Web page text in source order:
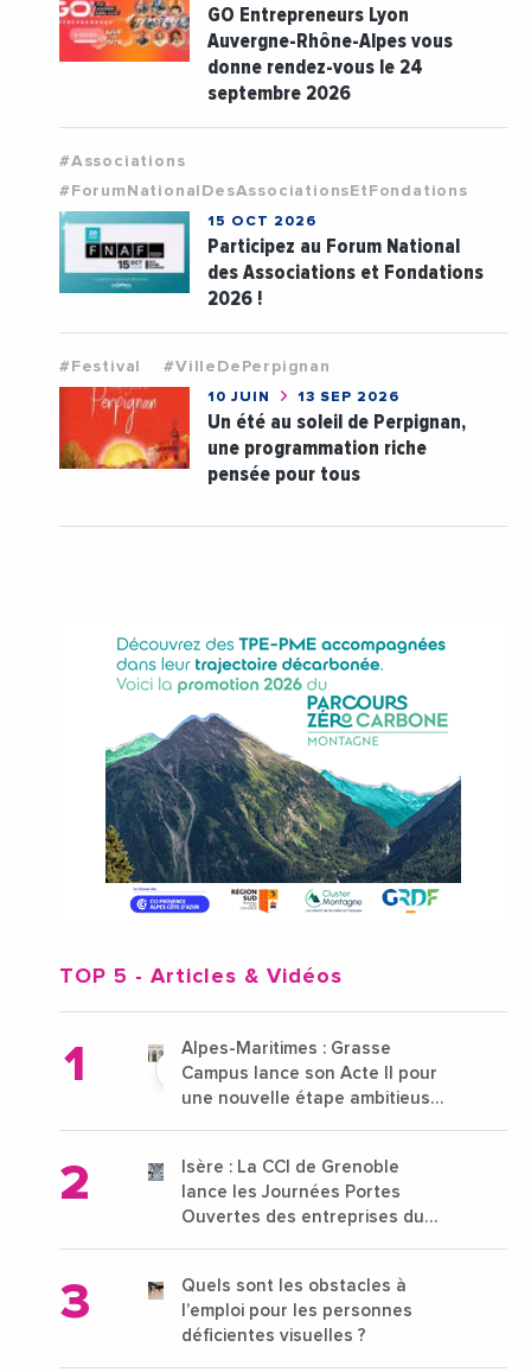
GO Entrepreneurs Lyon
Auvergne-Rhône-Alpes vous
donne rendez-vous le 24
septembre 2026
#Associations
#ForumNationalDesAssociationsEtFondations
15 OCT 2026
Participez au Forum National
des Associations et Fondations
2026 !
#Festival #VilleDePerpignan
10 JUIN 13 SEP 2026
Un été au soleil de Perpignan,
une programmation riche
pensée pour tous
TOP 5 - Articles & Vidéos
Alpes-Maritimes : Grasse
Campus lance son Acte II pour
une nouvelle étape ambitieuse
Isère : La CCI de Grenoble
lance les Journées Portes
Ouvertes des entreprises du
Quels sont les obstacles à
l’emploi pour les personnes
déficientes visuelles ?